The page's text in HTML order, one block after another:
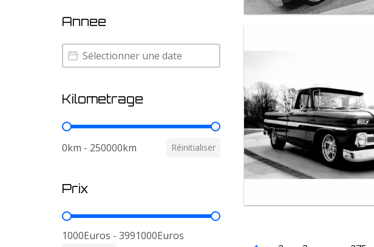
Annee
Annee
Annee
Kilometrage
Kilometrage
0km - 250000km Réinitialiser
Prix
Prix
1000Euros - 3991000Euros